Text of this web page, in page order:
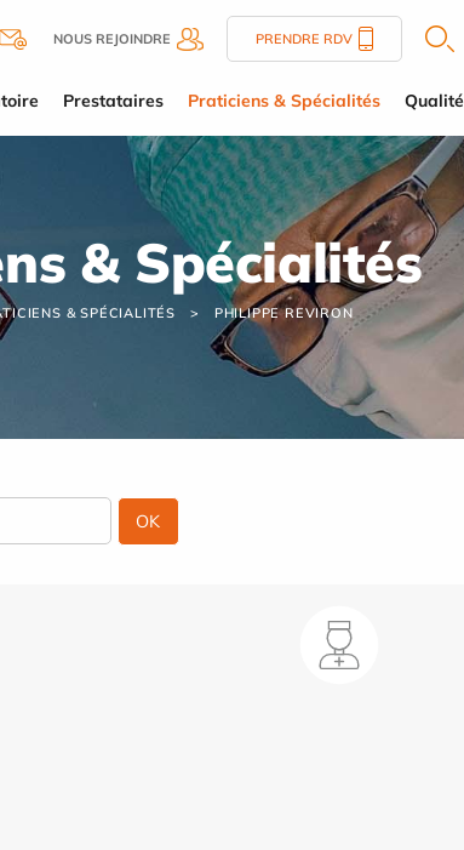
NOUS REJOINDRE PRENDRE RDV
Prestataires Praticiens & Spécialités Qualité
& Spécialités
& SPÉCIALITÉS PHILIPPE REVIRON